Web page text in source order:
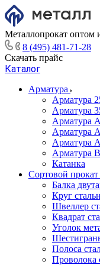
Металлопрокат оптом
8 (495) 481-71-28
Скачать прайс
Каталог
Арматура
Арматура
Арматура
Арматура
Арматура
Арматура
Арматура
Катанка
Сортовой прокат
Балка
Круг
Швеллер
Квадрат
Уголок
Полоса
Проволока